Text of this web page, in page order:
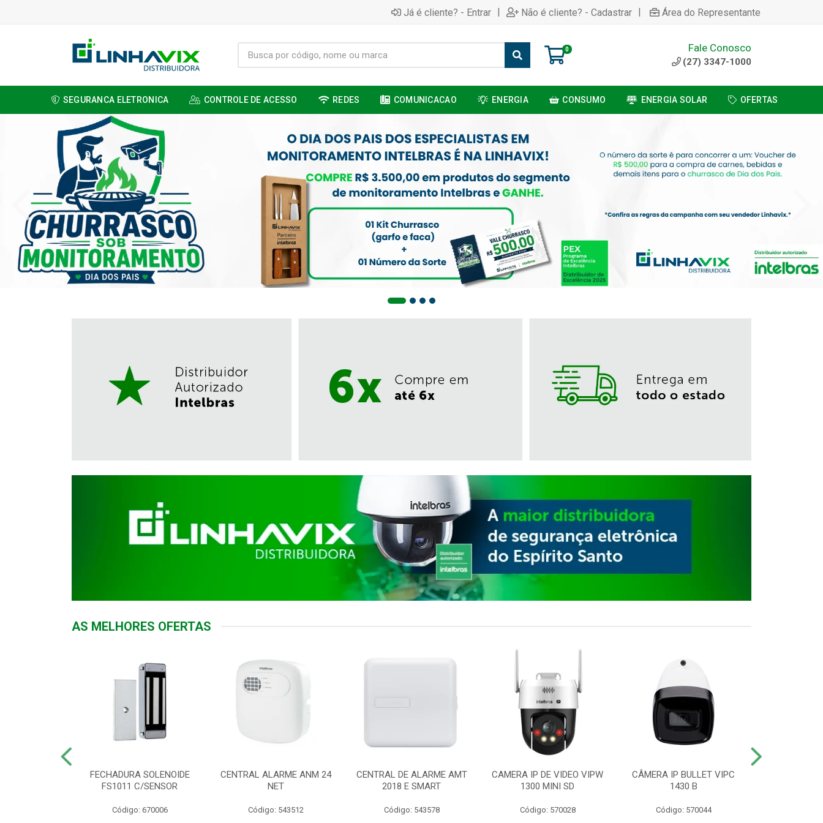
Já é cliente? - Entrar | Não é cliente? - Cadastrar | Área do Representante
0 Fale Conosco
(27) 3347-1000
SEGURANCA ELETRONICA CONTROLE DE ACESSO REDES COMUNICACAO ENERGIA CONSUMO ENERGIA SOLAR OFERTAS
AS MELHORES OFERTAS
FECHADURA SOLENOIDE
FS1011 C/SENSOR
Código: 670006
CENTRAL ALARME ANM 24
NET
Código: 543512
CENTRAL DE ALARME AMT
2018 E SMART
Código: 543578
CAMERA IP DE VIDEO VIPW
1300 MINI SD
Código: 570028
CÂMERA IP BULLET VIPC
1430 B
Código: 570044